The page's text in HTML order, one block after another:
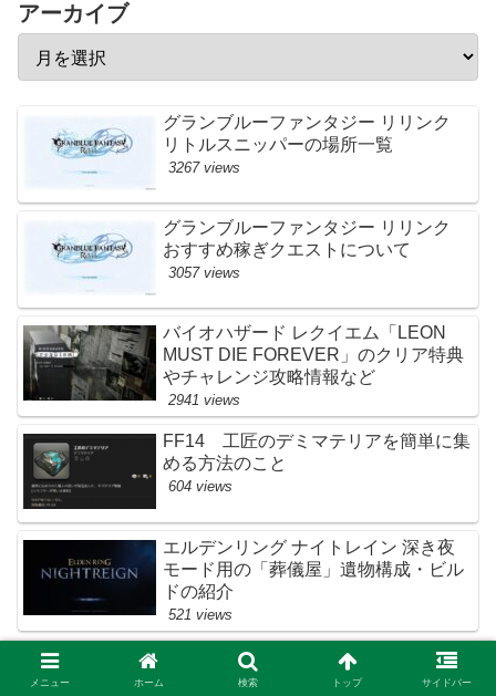
アーカイブ
グランブルーファンタジー リリンク
リトルスニッパーの場所一覧
3267 views
グランブルーファンタジー リリンク
おすすめ稼ぎクエストについて
3057 views
バイオハザード レクイエム「LEON
MUST DIE FOREVER」のクリア特典
やチャレンジ攻略情報など
2941 views
FF14 工匠のデミマテリアを簡単に集
める方法のこと
604 views
エルデンリング ナイトレイン 深き夜
モード用の「葬儀屋」遺物構成・ビル
ドの紹介
521 views
タグ一覧
メニュー ホーム 検索 トップ サイドバー